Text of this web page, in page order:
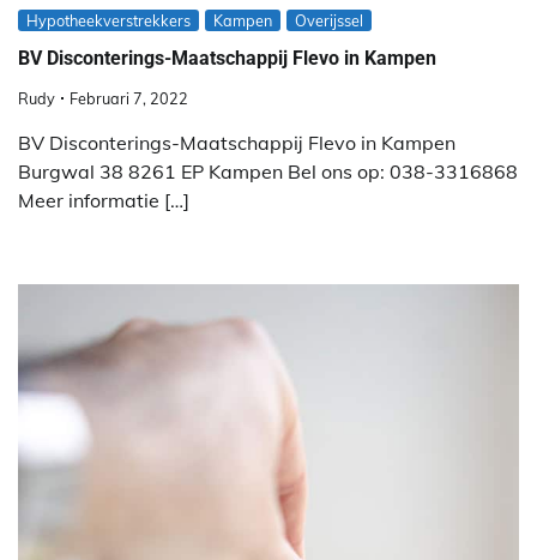
Hypotheekverstrekkers Kampen Overijssel
BV Disconterings-Maatschappij Flevo in Kampen
Rudy Februari 7, 2022
BV Disconterings-Maatschappij Flevo in Kampen
Burgwal 38 8261 EP Kampen Bel ons op: 038-3316868
Meer informatie […]